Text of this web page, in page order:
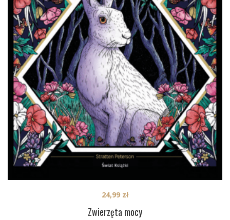
Zwierzęta mocy
24,99 zł